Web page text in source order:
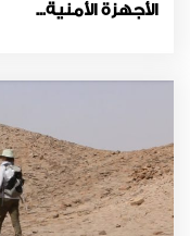
الأجهزة الأمنية...